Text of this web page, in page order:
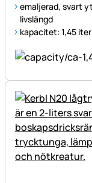
emaljerad, svart
livslängd
kapacitet: 1,45 iter